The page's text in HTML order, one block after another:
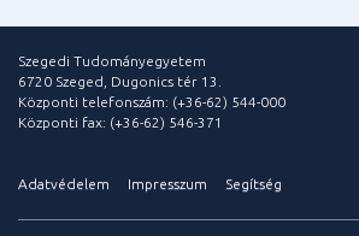
Szegedi Tudományegyetem
6720 Szeged, Dugonics tér 13.
Központi telefonszám: (+36-62) 544-000
Központi fax: (+36-62) 546-371
Adatvédelem Impresszum Segítség